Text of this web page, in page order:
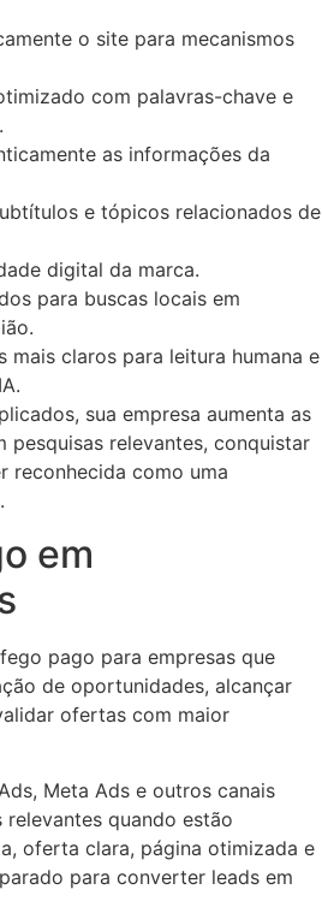
o site para mecanismos
com palavras-chave e
as informações da
e tópicos relacionados de
digital da marca.
para buscas locais em
mais claros para leitura humana e
sua empresa aumenta as
pesquisas relevantes, conquistar
reconhecida como uma
em
pago para empresas que
de oportunidades, alcançar
ofertas com maior
Meta Ads e outros canais
quando estão
oferta clara, página otimizada e
para converter leads em